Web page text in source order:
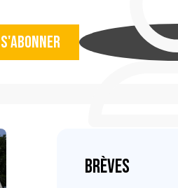
S'abonner
Brèves